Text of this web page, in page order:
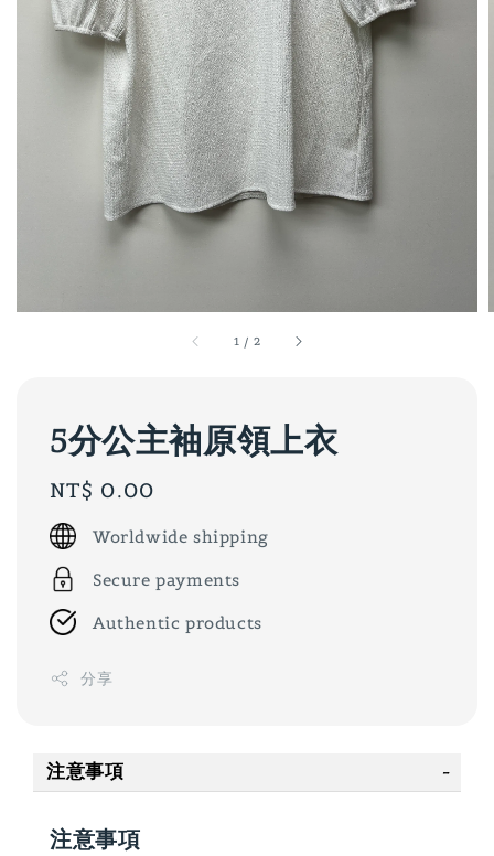
1 / 2
5分公主袖原領上衣
Regular
price
NT$ 0.00
Worldwide shipping
Secure payments
Authentic products
分享
注意事項
注意事項